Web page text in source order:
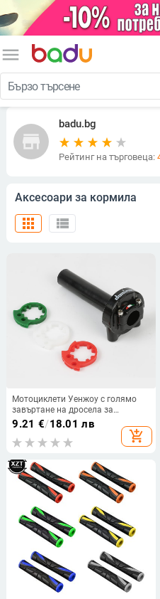
menu
store
badu.bg
Рейтинг на търговеца:
Аксесоари за кормила
view_list
apps
Мотоциклети Уенжоу с голямо
завъртане на дросела за
ускорение, превключвател на
дросела, двойни дросели,
кормило от алуминиева сплав
9.21 €/18.01 лв
add_shopping_cart